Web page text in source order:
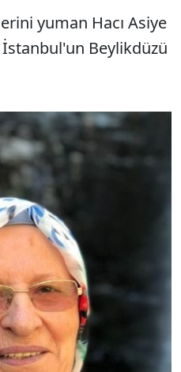
yuman Hacı Asiye
İstanbul'un Beylikdüzü